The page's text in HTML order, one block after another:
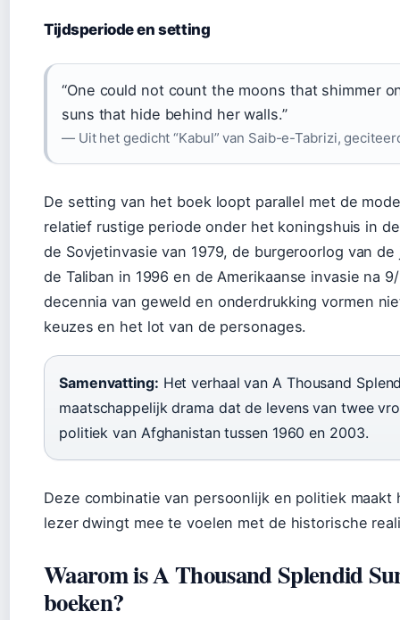
Tijdsperiode en setting
“One could not count the moons that shimmer
suns that hide behind her walls.”
— Uit het gedicht “Kabul” van Saib-e-Tabrizi,
De setting van het boek loopt parallel met de
relatief rustige periode onder het koningshuis in
de Sovjetinvasie van 1979, de burgeroorlog van
de Taliban in 1996 en de Amerikaanse invasie na
decennia van geweld en onderdrukking vormen
keuzes en het lot van de personages.
Samenvatting: Het verhaal van A Thousand
maatschappelijk drama dat de levens van twee
politiek van Afghanistan tussen 1960 en 2003.
Deze combinatie van persoonlijk en politiek
lezer dwingt mee te voelen met de historische
Waarom is A Thousand Splendid
boeken?